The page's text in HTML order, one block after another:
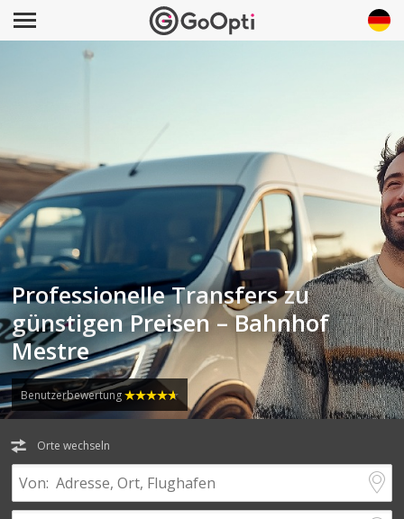
Professionelle Transfers zu
günstigen Preisen – Bahnhof
Mestre
Benutzerbewertung
Orte wechseln